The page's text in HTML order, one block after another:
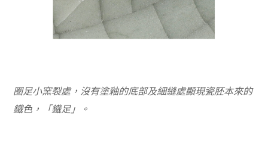
圈足小窯裂處，沒有塗釉的底部及細縫處顯現瓷胚本來的
鐵色，「鐵足」。